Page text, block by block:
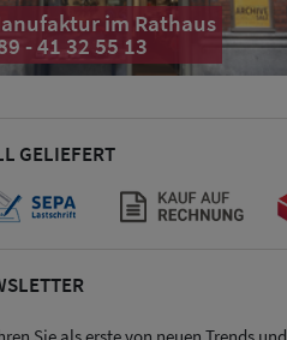
im Rathaus
- 41 32 55 13
GELIEFERT